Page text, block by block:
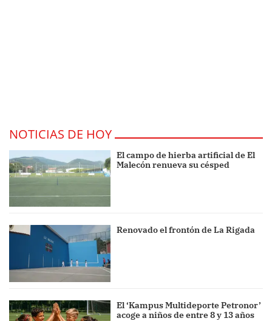
NOTICIAS DE HOY
El campo de hierba artificial de El
Malecón renueva su césped
Renovado el frontón de La Rigada
El ‘Kampus Multideporte Petronor’
acoge a niños de entre 8 y 13 años